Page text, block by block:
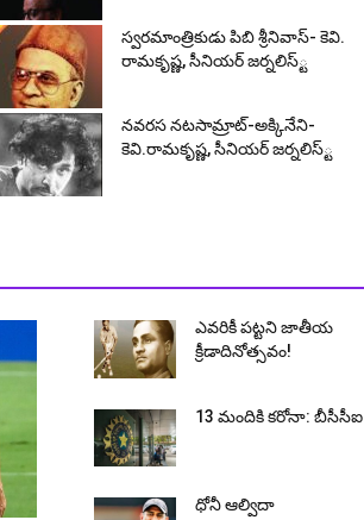
స్వ‌ర‌మాంత్రికుడు పిబి శ్రీనివాస్‌- కెవి.
రామ‌కృష్ణ, సీనియ‌ర్ జ‌ర్న‌లిస్్ట‌
న‌వ‌ర‌స న‌ట‌సామ్రాట్‌-అక్కినేని-
కెవి.రామ‌కృష్ణ‌, సీనియ‌ర్ జ‌ర్న‌లిస్్ట‌
ఎవరికీ పట్టని జాతీయ
క్రీడాదినోత్సవం!
13 మందికి కరోనా: బీసీసీఐ
ధోనీ ఆల్విదా